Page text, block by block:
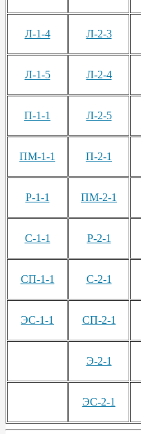
Л-1-4 Л-2-3
Л-1-5 Л-2-4
П-1-1 Л-2-5
ПМ-1-1 П-2-1
Р-1-1 ПМ-2-1
С-1-1 Р-2-1
СП-1-1 С-2-1
ЭС-1-1 СП-2-1
Э-2-1
ЭС-2-1